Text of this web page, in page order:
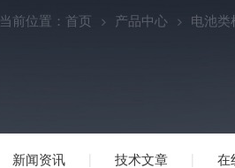
新闻资讯 技术文章 在
当前位置： 首页 产品中心 电池类